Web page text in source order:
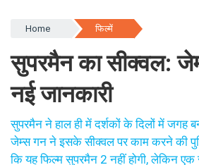
Home फिल्में
सुपरमैन का सीक्वल:
नई जानकारी
सुपरमैन ने हाल ही में दर्शकों के दिलों में जगह
जेम्स गन ने इसके सीक्वल पर काम करने की
कि यह फिल्म सुपरमैन 2 नहीं होगी, लेकिन